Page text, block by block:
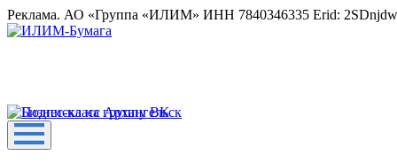
Реклама. АО «Группа «ИЛИМ» ИНН 7840346335 Erid: